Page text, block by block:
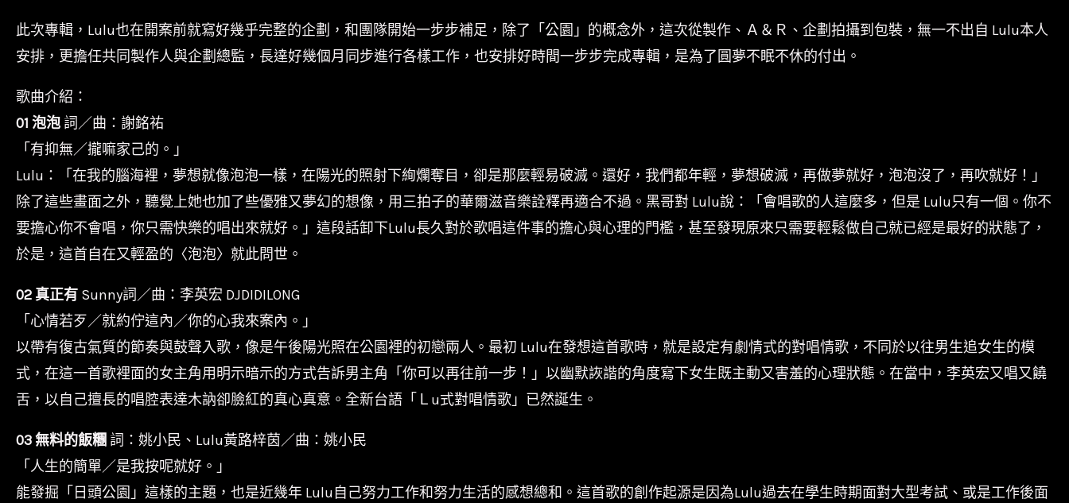
此次專輯，Lulu也在開案前就寫好幾乎完整的企劃，和團隊開始一步步補足，除了「公園」的概念外，這次從製作、Ａ＆Ｒ、企劃拍攝到包裝，無一不出自 Lulu本人
安排，更擔任共同製作人與企劃總監，長達好幾個月同步進行各樣工作，也安排好時間一步步完成專輯，是為了圓夢不眠不休的付出。
歌曲介紹：
01 泡泡 詞／曲：謝銘祐
「有抑無／攏嘛家己的。」
Lulu：「在我的腦海裡，夢想就像泡泡一樣，在陽光的照射下絢爛奪目，卻是那麼輕易破滅。還好，我們都年輕，夢想破滅，再做夢就好，泡泡沒了，再吹就好！」
除了這些畫面之外，聽覺上她也加了些優雅又夢幻的想像，用三拍子的華爾滋音樂詮釋再適合不過。黑哥對 Lulu說：「會唱歌的人這麼多，但是 Lulu只有一個。你不
要擔心你不會唱，你只需快樂的唱出來就好。」這段話卸下Lulu長久對於歌唱這件事的擔心與心理的門檻，甚至發現原來只需要輕鬆做自己就已經是最好的狀態了，
於是，這首自在又輕盈的〈泡泡〉就此問世。
02 真正有 Sunny詞／曲：李英宏 DJDIDILONG
「心情若歹／就約佇這內／你的心我來案內。」
以帶有復古氣質的節奏與鼓聲入歌，像是午後陽光照在公園裡的初戀兩人。最初 Lulu在發想這首歌時，就是設定有劇情式的對唱情歌，不同於以往男生追女生的模
式，在這一首歌裡面的女主角用明示暗示的方式告訴男主角「你可以再往前一步！」以幽默詼諧的角度寫下女生既主動又害羞的心理狀態。在當中，李英宏又唱又饒
舌，以自己擅長的唱腔表達木訥卻臉紅的真心真意。全新台語「Ｌu式對唱情歌」已然誕生。
03 無料的飯糰 詞：姚小民、Lulu黃路梓茵／曲：姚小民
「人生的簡單／是我按呢就好。」
能發掘「日頭公園」這樣的主題，也是近幾年 Lulu自己努力工作和努力生活的感想總和。這首歌的創作起源是因為Lulu過去在學生時期面對大型考試、或是工作後面